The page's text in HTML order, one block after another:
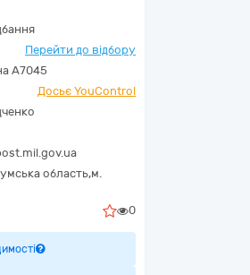
Перейти до відбору
А7045
Досьє YouControl
область,м.
0